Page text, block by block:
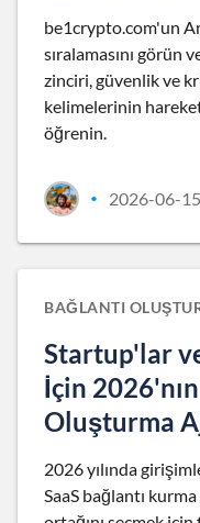
be1crypto.com'un
sıralamasını görün
zinciri, güvenlik ve
kelimelerinin
öğrenin.
• 2026-06-15
BAĞLANTI
Startup'lar
İçin
Oluşturma
2026 yılında
SaaS bağlantı